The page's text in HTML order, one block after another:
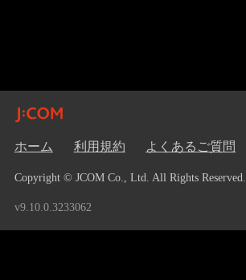
ホーム 利用規約 よくあるご質問
Copyright © JCOM Co., Ltd. All Rights Reserved.
v9.10.0.3233062